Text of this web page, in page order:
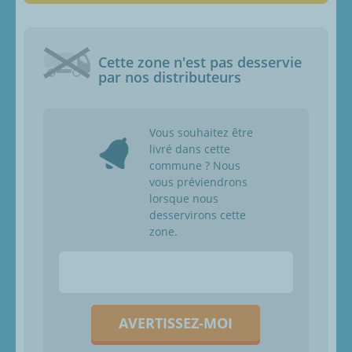
Cette zone n'est pas desservie
par nos distributeurs
Vous souhaitez être
livré dans cette
commune ? Nous
vous préviendrons
lorsque nous
desservirons cette
zone.
AVERTISSEZ-MOI